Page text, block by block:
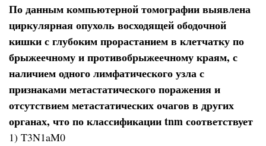
По данным компьютерной томографии выявлена
циркулярная опухоль восходящей ободочной
кишки с глубоким прорастанием в клетчатку по
брыжеечному и противобрыжеечному краям, с
наличием одного лимфатического узла с
признаками метастатического поражения и
отсутствием метастатических очагов в других
органах, что по классификации tnm соответствует
1) T3N1aM0